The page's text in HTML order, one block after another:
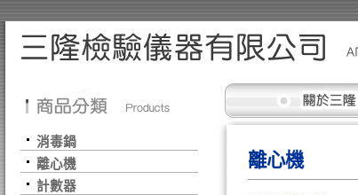
消毒鍋
離心機
計數器
離心機